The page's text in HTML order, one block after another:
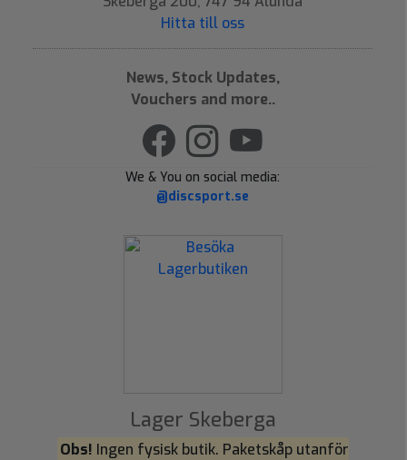
Hitta till oss
News, Stock Updates,
Vouchers and more..
We & You on social media:
@discsport.se
Lager Skeberga
Obs! Ingen fysisk butik. Paketskåp utanför